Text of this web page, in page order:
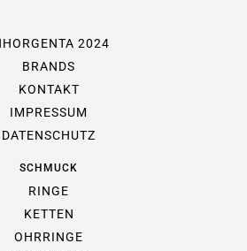
2024
BRANDS
KONTAKT
IMPRESSUM
DATENSCHUTZ
SCHMUCK
RINGE
KETTEN
OHRRINGE